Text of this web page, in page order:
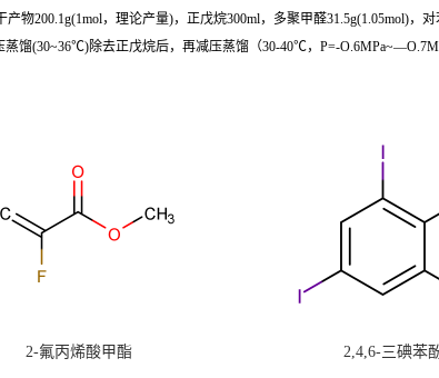
物200.1g(1mol，理论产量)，正戊烷300ml，多聚甲醛31.5g(1.05mol)
馏(30~36℃)除去正戊烷后，再减压蒸馏（30-40℃，P=-
2-氟丙烯酸甲酯 2,4,6-三碘苯